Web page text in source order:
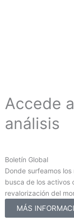
Accede
análisis
Boletín Global
Donde surfeamos
busca de los activos
revalorización del
MÁS